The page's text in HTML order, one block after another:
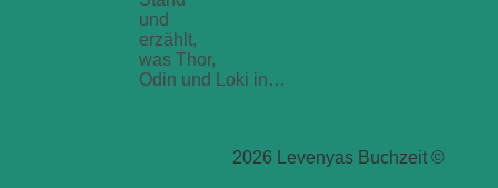
und
erzählt,
was Thor,
Odin und Loki in…
Uncategorized2026 Levenyas Buchzeit ©